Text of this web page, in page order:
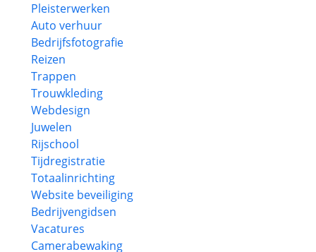
Pleisterwerken
Auto verhuur
Bedrijfsfotografie
Reizen
Trappen
Trouwkleding
Webdesign
Juwelen
Rijschool
Tijdregistratie
Totaalinrichting
Website beveiliging
Bedrijvengidsen
Vacatures
Camerabewaking